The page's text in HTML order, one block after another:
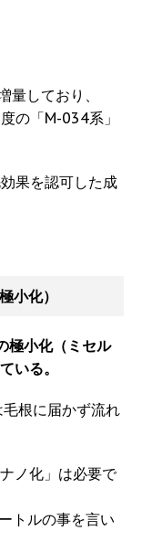
しており、
の「M-034系」
果を認可した成
小化）
極小化（ミセル
いる。
根に届かず流れ
ノ化」は必要で
トルの事を言い